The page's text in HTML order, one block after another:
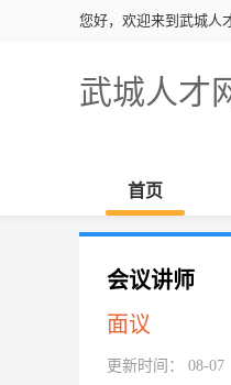
您好，欢迎来到武城人
武城人才
首页
会议讲师
面议
更新时间： 08-07